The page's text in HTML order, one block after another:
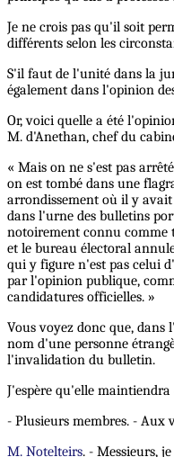
Je ne crois pas qu'il soit
différents selon les
S'il faut de l'unité dans la
également dans l'opinion
Or, voici quelle a été
M. d'Anethan, chef du
« Mais on ne s'est pas
on est tombé dans une
arrondissement où il y
dans l'urne des bulletins
notoirement connu comme
et le bureau électoral
qui y figure n'est pas celui
par l'opinion publique,
candidatures officielles. »
Vous voyez donc que,
nom d'une personne
l'invalidation du bulletin.
J'espère qu'elle
- Plusieurs membres. - Aux
M. Notelteirs. - Messieurs,